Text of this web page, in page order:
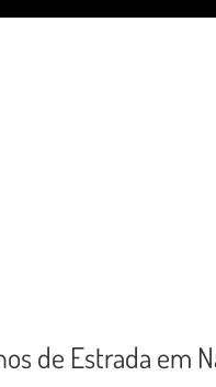
de Estrada em